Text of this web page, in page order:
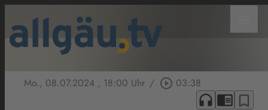
Mo., 08.07.2024 , 18:00 Uhr / play_circle_outline 03:38
headphones chrome_reader_mode bookmark_border